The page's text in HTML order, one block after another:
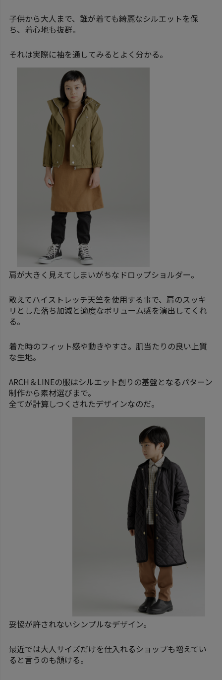
子供から大人まで、誰が着ても綺麗なシルエットを保
ち、着心地も抜群。
それは実際に袖を通してみるとよく分かる。
肩が大きく見えてしまいがちなドロップショルダー。
敢えてハイストレッチ天竺を使用する事で、肩のスッキ
リとした落ち加減と適度なボリューム感を演出してくれ
る。
着た時のフィット感や動きやすさ。肌当たりの良い上質
な生地。
ARCH＆LINEの服はシルエット創りの基盤となるパターン
制作から素材選びまで。
全てが計算しつくされたデザインなのだ。
妥協が許されないシンプルなデザイン。
最近では大人サイズだけを仕入れるショップも増えてい
ると言うのも頷ける。